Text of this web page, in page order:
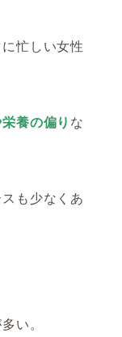
忙しい女性
養の偏り な
も少なく あ
い。